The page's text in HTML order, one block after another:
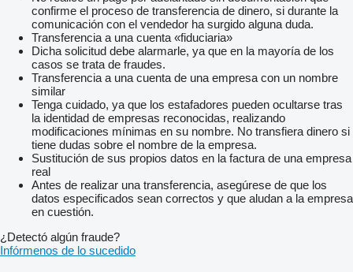
confirme el proceso de transferencia de dinero, si durante la
comunicación con el vendedor ha surgido alguna duda.
Transferencia a una cuenta «fiduciaria»
Dicha solicitud debe alarmarle, ya que en la mayoría de los
casos se trata de fraudes.
Transferencia a una cuenta de una empresa con un nombre
similar
Tenga cuidado, ya que los estafadores pueden ocultarse tras
la identidad de empresas reconocidas, realizando
modificaciones mínimas en su nombre. No transfiera dinero si
tiene dudas sobre el nombre de la empresa.
Sustitución de sus propios datos en la factura de una empresa
real
Antes de realizar una transferencia, asegúrese de que los
datos especificados sean correctos y que aludan a la empresa
en cuestión.
¿Detectó algún fraude?
Infórmenos de lo sucedido